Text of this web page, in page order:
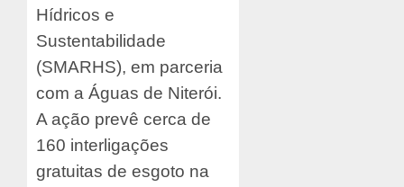
Hídricos e
Sustentabilidade
(SMARHS), em parceria
com a Águas de Niterói.
A ação prevê cerca de
160 interligações
gratuitas de esgoto na